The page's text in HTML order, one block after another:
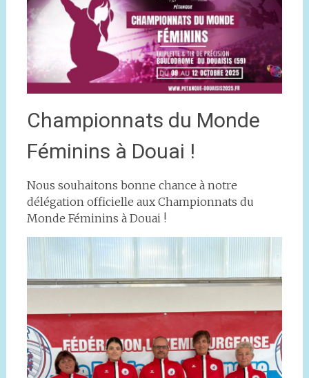
Championnats du Monde
Féminins à Douai !
Nous souhaitons bonne chance à notre
délégation officielle aux Championnats du
Monde Féminins à Douai !